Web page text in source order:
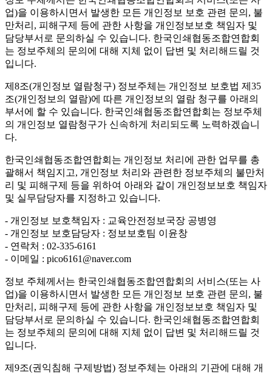
업)을 이용하시면서 발생한 모든 개인정보 보호 관련 문의, 불
만처리, 피해구제 등에 관한 사항을 개인정보보호 책임자 및
담당부서로 문의하실 수 있습니다. 한국인쇄협동조합연합회
는 정보주체의 문의에 대해 지체 없이 답변 및 처리해드릴 것
입니다.
제8조(개인정보 열람청구) 정보주체는 개인정보 보호법 제35
조(개인정보의 열람)에 따른 개인정보의 열람 청구를 아래의
부서에 할 수 있습니다. 한국인쇄협동조합연합회는 정보주체
의 개인정보 열람청구가 신속하게 처리되도록 노력하겠습니
다.
한국인쇄협동조합연합회는 개인정보 처리에 관한 업무를 총
괄해서 책임지고, 개인정보 처리와 관련한 정보주체의 불만처
리 및 피해구제 등을 위하여 아래와 같이 개인정보보호 책임자
및 실무담당자를 지정하고 있습니다.
- 개인정보 보호책임자 : 교육안전정보국장 공병영
- 개인정보 보호담당자 : 정보보호팀 이윤창
- 연락처 : 02-335-6161
- 이메일 : pico6161@naver.com
정보 주체께서는 한국인쇄협동조합연합회의 서비스(또는 사
업)을 이용하시면서 발생한 모든 개인정보 보호 관련 문의, 불
만처리, 피해구제 등에 관한 사항을 개인정보보호 책임자 및
담당부서로 문의하실 수 있습니다. 한국인쇄협동조합연합회
는 정보주체의 문의에 대해 지체 없이 답변 및 처리해드릴 것
입니다.
제9조(권익침해 구제방법) 정보주체는 아래의 기관에 대해 개